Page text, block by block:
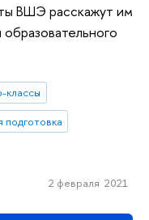
ВШЭ расскажут им
классы
подготовка
2 февраля 2021